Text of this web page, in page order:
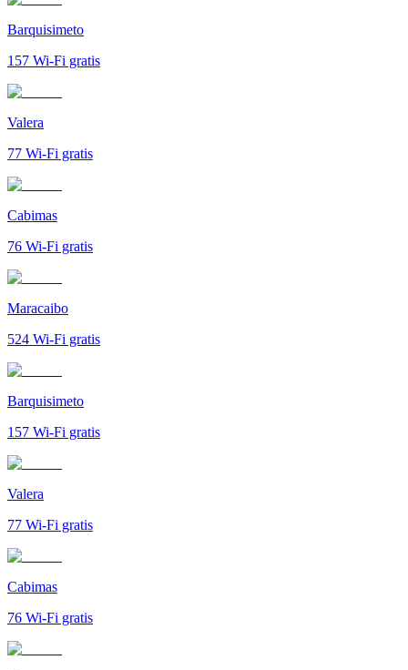
Barquisimeto
157 Wi-Fi gratis
Valera
77 Wi-Fi gratis
Cabimas
76 Wi-Fi gratis
Maracaibo
524 Wi-Fi gratis
Barquisimeto
157 Wi-Fi gratis
Valera
77 Wi-Fi gratis
Cabimas
76 Wi-Fi gratis